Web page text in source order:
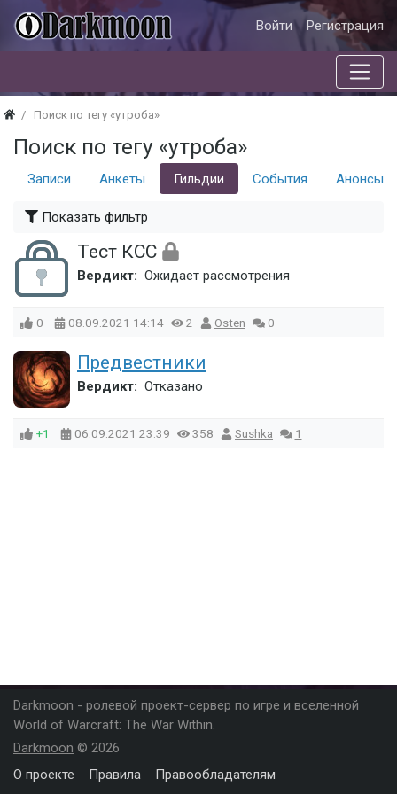
Войти Регистрация
Поиск по тегу «утроба»
Поиск по тегу «утроба»
Записи Анкеты Гильдии События Анонсы
Показать фильтр
Тест КСС
Вердикт: Ожидает рассмотрения
0 08.09.2021 14:14 2 Osten 0
Предвестники
Вердикт: Отказано
+1 06.09.2021 23:39 358 Sushka 1
Darkmoon - ролевой проект-сервер по игре и вселенной
World of Warcraft: The War Within.
Darkmoon © 2026
О проекте
Правила Правообладателям